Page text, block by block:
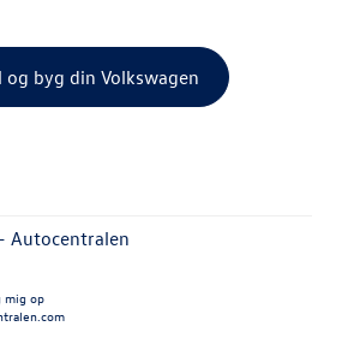
ID.5
byg din Volkswagen
Autocentralen
mig op